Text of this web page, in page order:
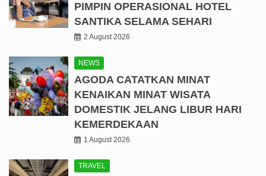
PIMPIN OPERASIONAL HOTEL
SANTIKA SELAMA SEHARI
2 August 2026
NEWS
AGODA CATATKAN MINAT
KENAIKAN MINAT WISATA
DOMESTIK JELANG LIBUR HARI
KEMERDEKAAN
1 August 2026
TRAVEL